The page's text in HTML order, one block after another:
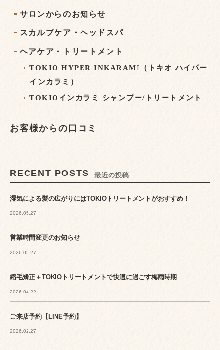
サロンからのお知らせ
スカルプケア・ヘッドスパ
ヘアケア・トリートメント
TOKIO HYPER INKARAMI（トキオ ハイパー
インカラミ）
TOKIOインカラミ シャンプー/トリートメント
お客様からの口コミ
RECENT POSTS 最近の投稿
湿気による髪の広がりにはTOKIOトリートメントがおすすめ！
2026.05.27
営業時間変更のお知らせ
2026.05.27
縮毛矯正＋TOKIOトリートメントで快適に過ごす梅雨時期
2026.04.22
ご来店予約【LINE予約】
2026.02.27